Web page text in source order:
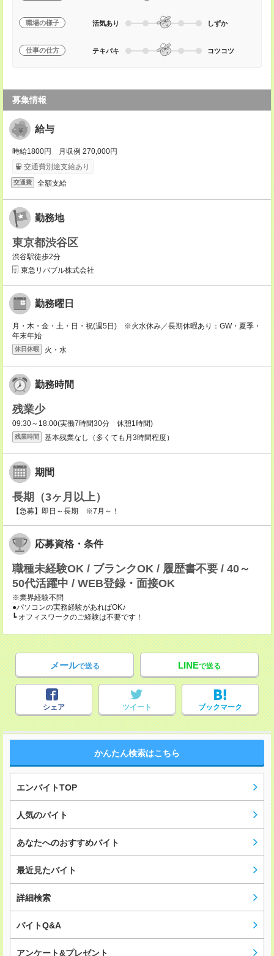
職場の様子 活気あり しずか
仕事の仕方 テキパキ コツコツ
募集情報
給与
時給1800円 月収例 270,000円
交通費別途支給あり
交通費 全額支給
勤務地
東京都渋谷区
渋谷駅徒歩2分
東急リバブル株式会社
勤務曜日
月・木・金・土・日・祝(週5日) ※火水休み／長期休暇あり：GW・夏季・
年末年始
休日休暇 火・水
勤務時間
残業少
09:30～18:00(実働7時間30分 休憩1時間)
残業時間 基本残業なし（多くても月3時間程度）
期間
長期（3ヶ月以上）
【急募】即日～長期 ※7月～！
応募資格・条件
職種未経験OK / ブランクOK / 履歴書不要 / 40～
50代活躍中 / WEB登録・面接OK
※業界経験不問
●パソコンの実務経験があればOK♪
┗ オフィスワークのご経験は不要です！
メールで送る LINEで送る
シェア ツイート ブックマーク
かんたん検索はこちら
エンバイトTOP
人気のバイト
あなたへのおすすめバイト
最近見たバイト
詳細検索
バイトQ&A
アンケート&プレゼント